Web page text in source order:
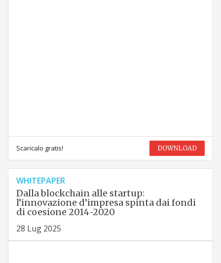
Scaricalo gratis! DOWNLOAD
WHITEPAPER
Dalla blockchain alle startup:
l’innovazione d’impresa spinta dai fondi
di coesione 2014-2020
28 Lug 2025